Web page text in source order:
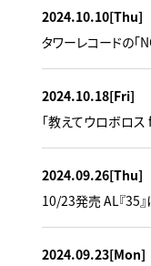
2024.10.10[Thu]
タワーレコードの
2024.10.18[Fri]
「教えてウロボロ
2024.09.26[Thu]
10/23発売 AL『35
2024.09.23[Mon]